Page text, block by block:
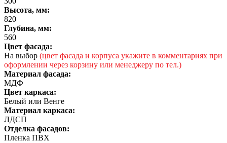
Высота, мм:
820
Глубина, мм:
560
Цвет фасада:
На выбор (цвет фасада и корпуса укажите в комментариях при
оформлении через корзину или менеджеру по тел.)
Материал фасада:
МДФ
Цвет каркаса:
Белый или Венге
Материал каркаса:
ЛДСП
Отделка фасадов:
Пленка ПВХ